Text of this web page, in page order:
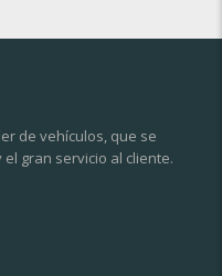
de vehículos, que se
gran servicio al cliente.